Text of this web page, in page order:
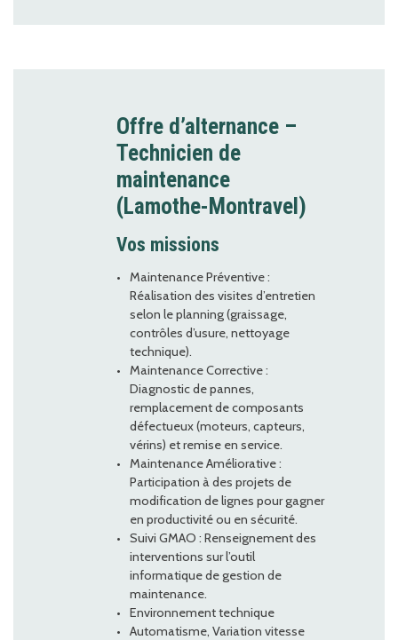
Offre d’alternance –
Technicien de
maintenance
(Lamothe-Montravel)
Vos missions
Maintenance Préventive :
Réalisation des visites d’entretien
selon le planning (graissage,
contrôles d’usure, nettoyage
technique).
Maintenance Corrective :
Diagnostic de pannes,
remplacement de composants
défectueux (moteurs, capteurs,
vérins) et remise en service.
Maintenance Améliorative :
Participation à des projets de
modification de lignes pour gagner
en productivité ou en sécurité.
Suivi GMAO : Renseignement des
interventions sur l’outil
informatique de gestion de
maintenance.
Environnement technique
Automatisme, Variation vitesse